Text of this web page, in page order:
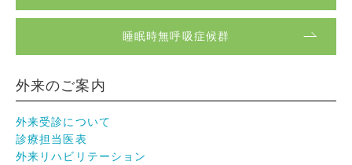
睡眠時無呼吸症候群
外来のご案内
外来受診について
診療担当医表
外来リハビリテーション